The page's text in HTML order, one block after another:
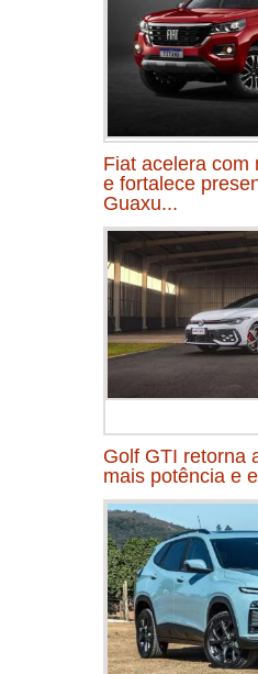
Fiat acelera com
e fortalece
Guaxu...
Golf GTI retorna
mais potência e